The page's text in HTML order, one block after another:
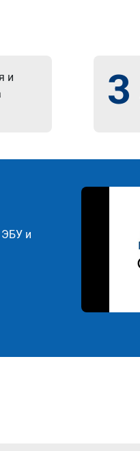
и
3
ЭБУ и